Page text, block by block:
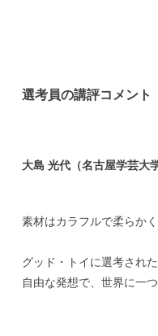
選考員の講評コメント
大島 光代（名古屋学芸大
素材はカラフルで柔らか
グッド・トイに選考され
自由な発想で、世界に一